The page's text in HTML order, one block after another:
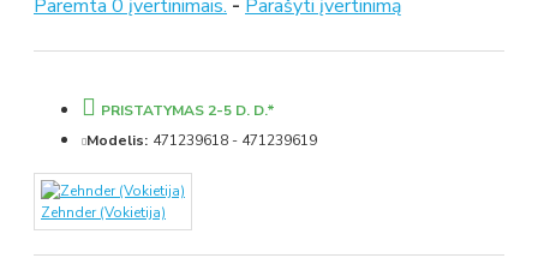
Paremta 0 įvertinimais. - Parašyti įvertinimą
PRISTATYMAS 2-5 D. D.*
Modelis: 471239618 - 471239619
Zehnder (Vokietija)